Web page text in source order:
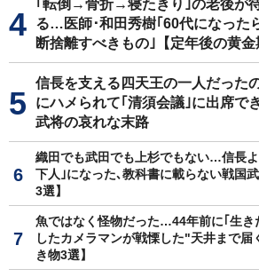
｢転倒→骨折→寝たきり｣の老後が
る…医師･和田秀樹｢60代になった
断捨離すべきもの｣【定年後の黄金
信長を支える四天王の一人だった
にハメられて｢清須会議｣に出席で
武将の哀れな末路
織田でも武田でも上杉でもない…信長
下人｣になった､教科書に載らない戦国
3選】
魚ではなく怪物だった…44年前に｢生き
したカメラマンが戦慄した"天井まで届
き物3選】